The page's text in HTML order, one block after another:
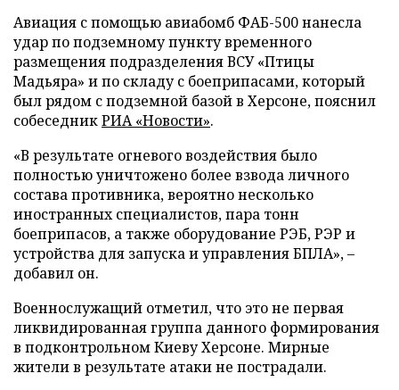
Авиация с помощью авиабомб ФАБ-500 нанесла
удар по подземному пункту временного
размещения подразделения ВСУ «Птицы
Мадьяра» и по складу с боеприпасами, который
был рядом с подземной базой в Херсоне, пояснил
собеседникРИА «Новости».
«В результате огневого воздействия было
полностью уничтожено более взвода личного
состава противника, вероятно несколько
иностранных специалистов, пара тонн
боеприпасов, а также оборудование РЭБ, РЭР и
устройства для запуска и управления БПЛА», –
добавил он.
Военнослужащий отметил, что это не первая
ликвидированная группа данного формирования
в подконтрольном Киеву Херсоне. Мирные
жители в результате атаки не пострадали.